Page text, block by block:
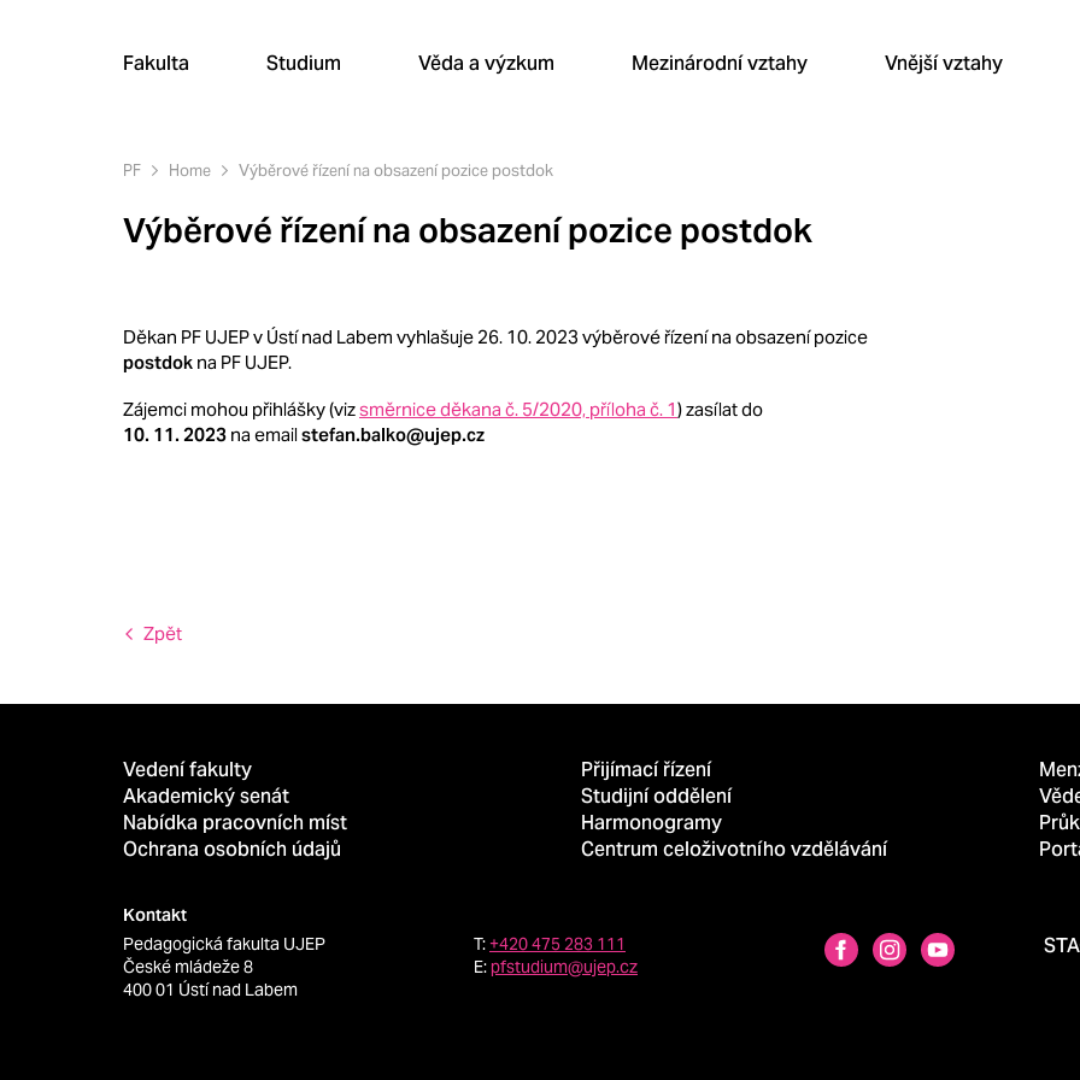
Fakulta Studium Věda a výzkum Mezinárodní vztahy Vnější vztahy
PF Home Výběrové řízení na obsazení pozice postdok
Výběrové řízení na obsazení pozice postdok
Děkan PF UJEP v Ústí nad Labem vyhlašuje 26. 10. 2023 výběrové řízení na obsazení pozice
postdok na PF UJEP.
Zájemci mohou přihlášky (vizsměrnice děkana č. 5/2020, příloha č. 1) zasílat do
10. 11. 2023 na email stefan.balko@ujep.cz
Zpět
Vedení fakulty
Akademický senát
Nabídka pracovních míst
Ochrana osobních údajů
Přijímací řízení
Studijní oddělení
Harmonogramy
Centrum celoživotního vzdělávání
Kontakt
Pedagogická fakulta UJEP
České mládeže 8
400 01 Ústí nad Labem
T:+420 475 283 111
E:pfstudium@ujep.cz